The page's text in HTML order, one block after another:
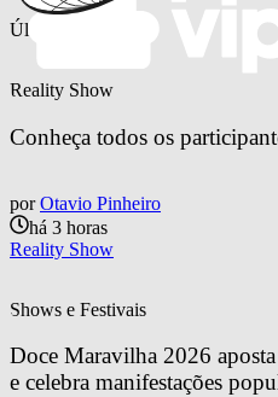
Últimas notícias
Reality Show
Conheça todos os
por Otavio Pinheiro
há 3 horas
Reality Show
Shows e Festivais
Doce Maravilha 2026
e celebra manifestações